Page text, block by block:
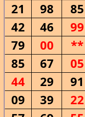
21
98 85
42
46 99
79
00 **
85
67 05
44
29 91
09
39 22